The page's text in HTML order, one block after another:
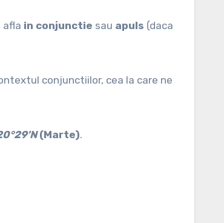
afla in conjunctie sau apuls (daca
conjunctiilor, cea la care ne
(Marte).